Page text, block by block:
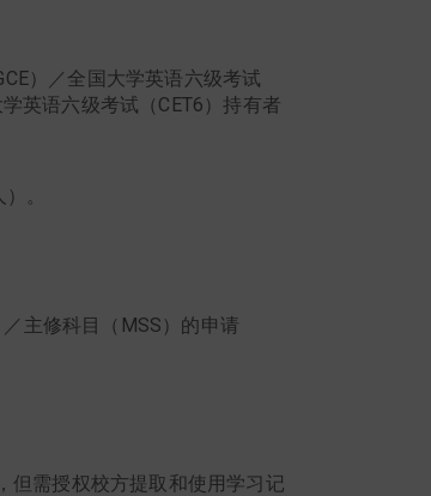
）／全国大学英语六级考试
英语六级考试（CET6）持有者
。
主修科目（MSS）的申请
但需授权校方提取和使用学习记